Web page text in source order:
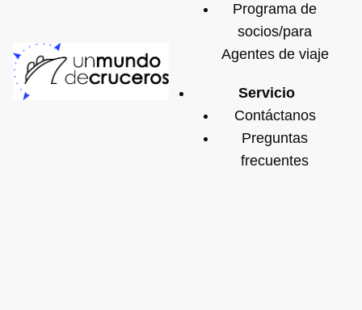
Programa de
socios/para
Agentes de viaje
Servicio
Contáctanos
Preguntas
frecuentes